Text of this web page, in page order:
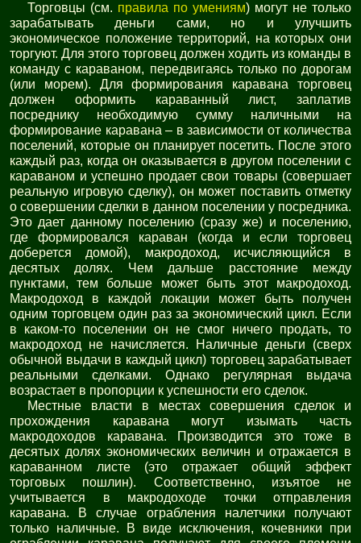
Торговцы (см. правила по умениям) могут не только
зарабатывать деньги сами, но и улучшить
экономическое положение территорий, на которых они
торгуют. Для этого торговец должен ходить из команды в
команду с караваном, передвигаясь только по дорогам
(или морем). Для формирования каравана торговец
должен оформить караванный лист, заплатив
посреднику необходимую сумму наличными на
формирование каравана – в зависимости от количества
поселений, которые он планирует посетить. После этого
каждый раз, когда он оказывается в другом поселении с
караваном и успешно продает свои товары (совершает
реальную игровую сделку), он может поставить отметку
о совершении сделки в данном поселении у посредника.
Это дает данному поселению (сразу же) и поселению,
где формировался караван (когда и если торговец
доберется домой), макродоход, исчисляющийся в
десятых долях. Чем дальше расстояние между
пунктами, тем больше может быть этот макродоход.
Макродоход в каждой локации может быть получен
одним торговцем один раз за экономический цикл. Если
в каком-то поселении он не смог ничего продать, то
макродоход не начисляется. Наличные деньги (сверх
обычной выдачи в каждый цикл) торговец зарабатывает
реальными сделками. Однако регулярная выдача
возрастает в пропорции к успешности его сделок.
Местные власти в местах совершения сделок и
прохождения каравана могут изымать часть
макродоходов каравана. Производится это тоже в
десятых долях экономических величин и отражается в
караванном листе (это отражает общий эффект
торговых пошлин). Соответственно, изъятое не
учитывается в макродоходе точки отправления
каравана. В случае ограбления налетчики получают
только наличные. В виде исключения, кочевники при